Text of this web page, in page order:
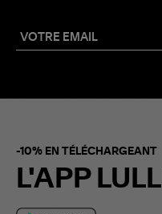
-10% EN TÉLÉCHARGEANT
L'APP LULLI